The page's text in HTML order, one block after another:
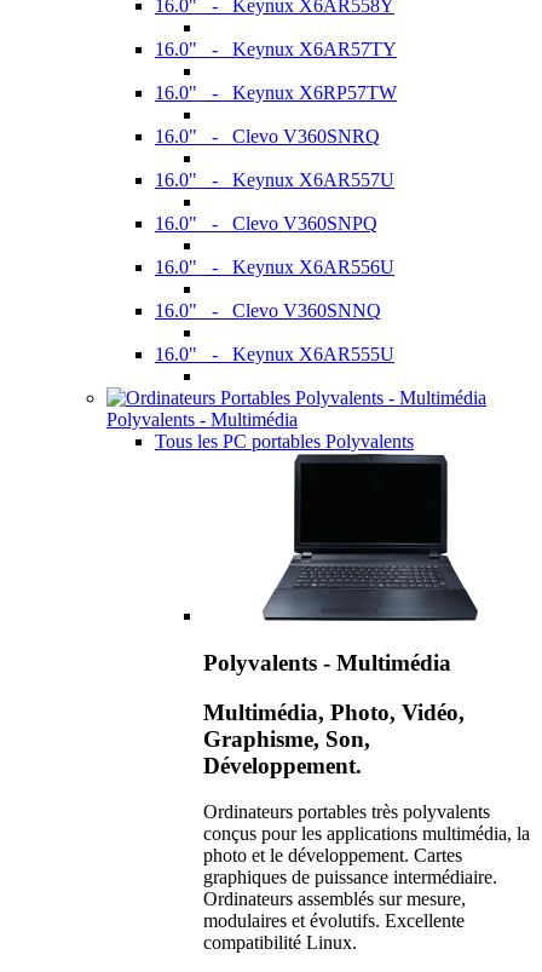
16.0" - Keynux X6AR558Y
16.0" - Keynux X6AR57TY
16.0" - Keynux X6RP57TW
16.0" - Clevo V360SNRQ
16.0" - Keynux X6AR557U
16.0" - Clevo V360SNPQ
16.0" - Keynux X6AR556U
16.0" - Clevo V360SNNQ
16.0" - Keynux X6AR555U
Polyvalents - Multimédia
Tous les PC portables Polyvalents
Polyvalents - Multimédia
Multimédia, Photo, Vidéo,
Graphisme, Son,
Développement.
Ordinateurs portables très polyvalents
conçus pour les applications multimédia, la
photo et le développement. Cartes
graphiques de puissance intermédiaire.
Ordinateurs assemblés sur mesure,
modulaires et évolutifs. Excellente
compatibilité Linux.